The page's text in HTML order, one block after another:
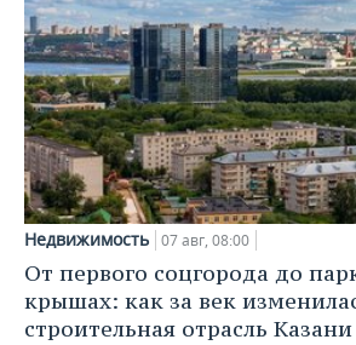
Недвижимость 07 авг, 08:00
От первого соцгорода до
крышах: как за век
строительная отрасль Казани